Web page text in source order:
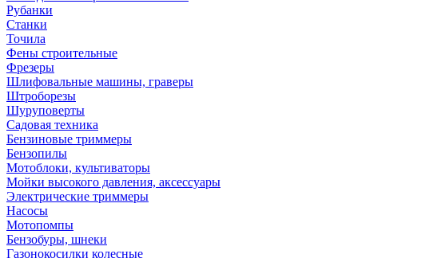
Рубанки
Станки
Точила
Фены строительные
Фрезеры
Шлифовальные машины, граверы
Штроборезы
Шуруповерты
Садовая техника
Бензиновые триммеры
Бензопилы
Мотоблоки, культиваторы
Мойки высокого давления, аксессуары
Электрические триммеры
Насосы
Мотопомпы
Бензобуры, шнеки
Газонокосилки колесные